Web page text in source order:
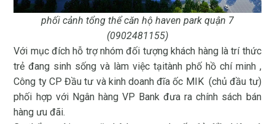
phối cảnh tổng thểcăn hộ haven parkquận 7
(0902481155)
Với mục đích hỗ trợ nhóm đối tượng khách hàng là trí thức
trẻ đang sinh sống và làm việc tạitành phố hồ chí minh ,
Công ty CP Đầu tư và kinh doanh đĩa ốc MIK (chủ đầu tư)
phối hợp với Ngân hàng VP Bank đưa ra chính sách bán
hàng ưu đãi.